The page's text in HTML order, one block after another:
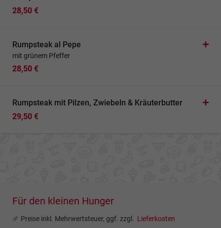
28,50 €
Rumpsteak al Pepe
mit grünem Pfeffer
28,50 €
Rumpsteak mit Pilzen, Zwiebeln & Kräuterbutter
29,50 €
Für den kleinen Hunger
Preise inkl. Mehrwertsteuer, ggf. zzgl. Lieferkosten